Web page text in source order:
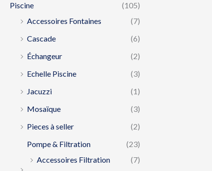
Piscine
(105)
Accessoires Fontaines
(7)
Cascade
(6)
Échangeur
(2)
Echelle Piscine
(3)
Jacuzzi
(1)
Mosaïque
(3)
Pieces à seller
(2)
Pompe & Filtration
(23)
Accessoires Filtration
(7)